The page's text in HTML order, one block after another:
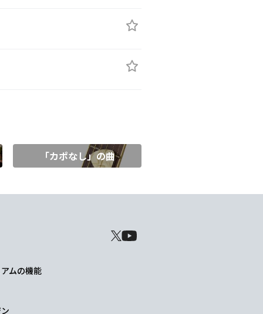
「カポなし」の曲
ムの機能